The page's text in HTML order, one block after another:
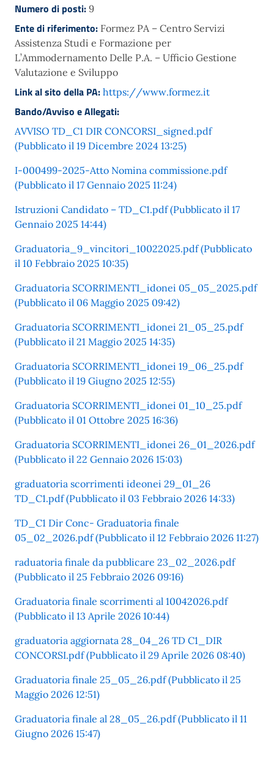
Numero di posti: 9
Ente di riferimento: Formez PA – Centro Servizi
Assistenza Studi e Formazione per
L’Ammodernamento Delle P.A. – Ufficio Gestione
Valutazione e Sviluppo
Link al sito della PA: https://www.formez.it
Bando/Avviso e Allegati:
AVVISO TD_C1 DIR CONCORSI_signed.pdf
(Pubblicato il 19 Dicembre 2024 13:25)
I-000499-2025-Atto Nomina commissione.pdf
(Pubblicato il 17 Gennaio 2025 11:24)
Istruzioni Candidato – TD_C1.pdf (Pubblicato il 17
Gennaio 2025 14:44)
Graduatoria_9_vincitori_10022025.pdf (Pubblicato
il 10 Febbraio 2025 10:35)
Graduatoria SCORRIMENTI_idonei 05_05_2025.pdf
(Pubblicato il 06 Maggio 2025 09:42)
Graduatoria SCORRIMENTI_idonei 21_05_25.pdf
(Pubblicato il 21 Maggio 2025 14:35)
Graduatoria SCORRIMENTI_idonei 19_06_25.pdf
(Pubblicato il 19 Giugno 2025 12:55)
Graduatoria SCORRIMENTI_idonei 01_10_25.pdf
(Pubblicato il 01 Ottobre 2025 16:36)
Graduatoria SCORRIMENTI_idonei 26_01_2026.pdf
(Pubblicato il 22 Gennaio 2026 15:03)
graduatoria scorrimenti ideonei 29_01_26
TD_C1.pdf (Pubblicato il 03 Febbraio 2026 14:33)
TD_C1 Dir Conc- Graduatoria finale
05_02_2026.pdf (Pubblicato il 12 Febbraio 2026 11:27)
raduatoria finale da pubblicare 23_02_2026.pdf
(Pubblicato il 25 Febbraio 2026 09:16)
Graduatoria finale scorrimenti al 10042026.pdf
(Pubblicato il 13 Aprile 2026 10:44)
graduatoria aggiornata 28_04_26 TD C1_DIR
CONCORSI.pdf (Pubblicato il 29 Aprile 2026 08:40)
Graduatoria finale 25_05_26.pdf (Pubblicato il 25
Maggio 2026 12:51)
Graduatoria finale al 28_05_26.pdf (Pubblicato il 11
Giugno 2026 15:47)